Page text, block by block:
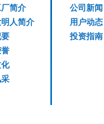
简介
人简介
公司新闻
用户动态
投资指南